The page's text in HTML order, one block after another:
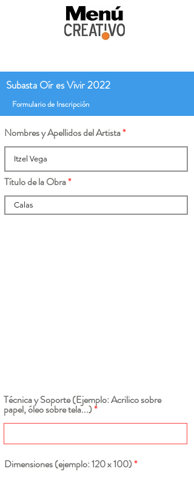
Subasta Oír es Vivir 2022
Formulario de Inscripción
Nombres y Apellidos del Artista
Título de la Obra
Técnica y Soporte (Ejemplo: Acrilico sobre
papel, óleo sobre tela...)
Dimensiones (ejemplo: 120 x 100)